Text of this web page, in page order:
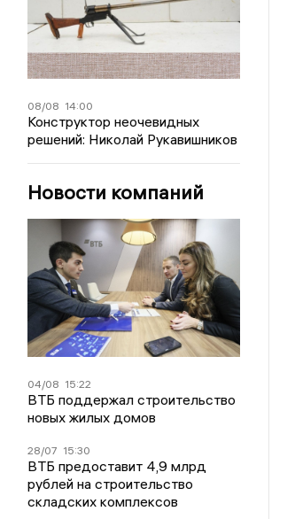
08/08 14:00
Конструктор неочевидных
решений: Николай Рукавишников
Новости компаний
04/08 15:22
ВТБ поддержал строительство
новых жилых домов
28/07 15:30
ВТБ предоставит 4,9 млрд
рублей на строительство
складских комплексов